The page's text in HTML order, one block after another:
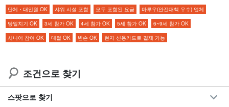
◆사진 데이터 무료 제공
투어 장비 무료 대여 포함
투어 참가자 특전 페이지 증정
참가일전날 18:00까지 취소 수수료 없음
단체・대인원 OK
샤워 시설 포함 모두 포함된 요금
마루우(안전대책 우수) 업체
당일치기 OK
3세 참가 OK 4세 참가 OK 5세 참가 OK
6~9세 참가 OK
시니어 참여 OK
대절 OK 빈손 OK 현지 신용카드로 결제 가능
조건으로 찾기
스팟으로 찾기